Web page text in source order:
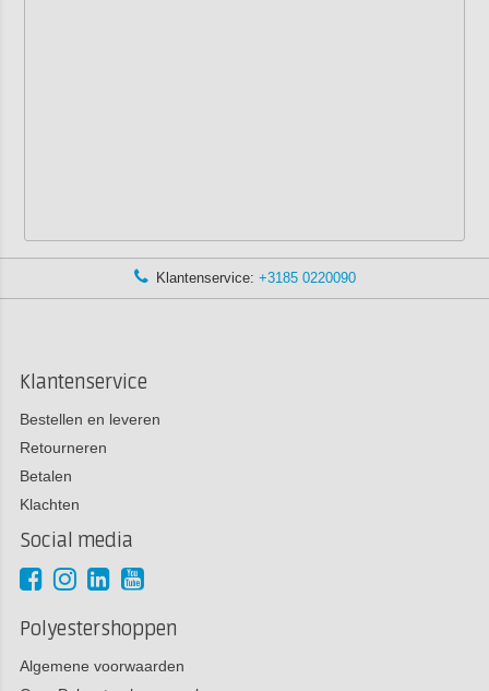
Klantenservice: +3185 0220090
Klantenservice
Bestellen en leveren
Retourneren
Betalen
Klachten
Social media
Polyestershoppen
Algemene voorwaarden